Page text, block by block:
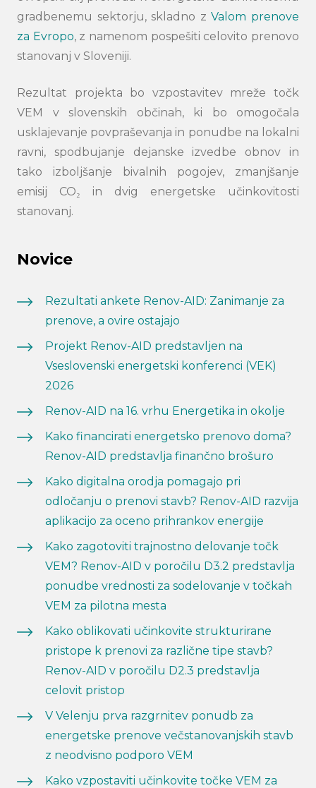
gradbenemu sektorju, skladno zValom prenove
za Evropo, z namenom pospešiti celovito prenovo
stanovanj v Sloveniji.
Rezultat projekta bo vzpostavitev mreže točk
VEM v slovenskih občinah, ki bo omogočala
usklajevanje povpraševanja in ponudbe na lokalni
ravni, spodbujanje dejanske izvedbe obnov in
tako izboljšanje bivalnih pogojev, zmanjšanje
emisij CO₂ in dvig energetske učinkovitosti
stanovanj.
Novice
Rezultati ankete Renov-AID: Zanimanje za
prenove, a ovire ostajajo
Projekt Renov-AID predstavljen na
Vseslovenski energetski konferenci (VEK)
2026
Renov-AID na 16. vrhu Energetika in okolje
Kako financirati energetsko prenovo doma?
Renov-AID predstavlja finančno brošuro
Kako digitalna orodja pomagajo pri
odločanju o prenovi stavb? Renov-AID razvija
aplikacijo za oceno prihrankov energije
Kako zagotoviti trajnostno delovanje točk
VEM? Renov-AID v poročilu D3.2 predstavlja
ponudbe vrednosti za sodelovanje v točkah
VEM za pilotna mesta
Kako oblikovati učinkovite strukturirane
pristope k prenovi za različne tipe stavb?
Renov-AID v poročilu D2.3 predstavlja
celovit pristop
V Velenju prva razgrnitev ponudb za
energetske prenove večstanovanjskih stavb
z neodvisno podporo VEM
Kako vzpostaviti učinkovite točke VEM za